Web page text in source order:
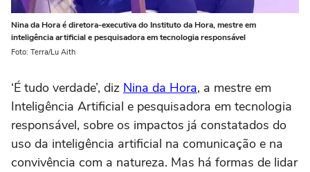
Nina da Hora é diretora-executiva do Instituto da Hora, mestre em
inteligência artificial e pesquisadora em tecnologia responsável
Foto: Terra/Lu Aith
‘É tudo verdade’, diz Nina da Hora, a mestre em
Inteligência Artificial e pesquisadora em tecnologia
responsável, sobre os impactos já constatados do
uso da inteligência artificial na comunicação e na
convivência com a natureza. Mas há formas de lidar